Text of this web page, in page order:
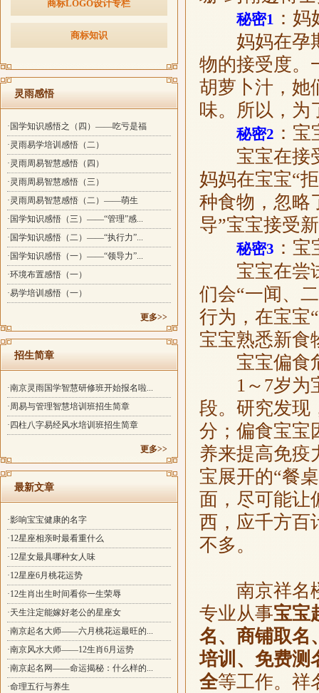
商标LOGO设计专栏
商标知识
灵雨感悟
·国学知识感悟之（四）——吃亏是福
·灵雨易学培训感悟（二）
·灵雨周易智慧感悟（四）
·灵雨周易智慧感悟（三）
·灵雨周易智慧感悟（二）——萌生
·国学知识感悟（三）——“管理”感...
·国学知识感悟（二）——“执行力”...
·国学知识感悟（一）——“领导力”...
·环境布置感悟（一）
·易学培训感悟（一）
更多>>
招生简章
·南京灵雨国学智慧研修班开始报名啦...
·周易与管理智慧培训班招生简章
·四柱八字易经风水培训班招生简章
更多>>
最新文章
·影响宝宝健康的名字
·12星座相亲时最看重什么
·12星女最具哪种女人味
·12星座6月桃花运势
·12生肖出生时间看你一生荣辱
·天生注定能嫁好老公的星座女
·南京起名大师——六月桃花运最旺的...
·南京风水大师——12生肖6月运势
·南京起名网——命运揭秘：什么样的...
·命理五行与养生
秘密1 ：
妈妈在孕期
物的接受度。
胡萝卜汁，她
味。所以，为
秘密2 ：
宝宝在接受
妈妈在宝宝“
种食物，忽略
导”宝宝接受
秘密3 ：
宝宝在尝试
们会“一闻、
行为，在宝宝
宝宝熟悉新食
宝宝偏食
1～7岁为宝
段。研究发现
分；偏食宝宝
养来提高免疫
宝展开的“餐
面，尽可能让
西，应千方百
不多。
南京祥名
专业从事宝宝
名、商铺取名
培训、免费测
全等工作。祥